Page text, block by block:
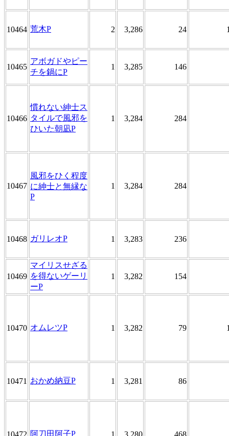
10464 荒木P 2 3,286 24
10465
アボガドやピー
チを鍋にP
1 3,285 146
10466
慣れない紳士ス
タイルで風邪を
ひいた朝凪P
1 3,284 284
10467
風邪をひく程度
に紳士と無縁な
P
1 3,284 284
10468 ガリレオP 1 3,283 236
10469
マイリスせざる
を得ないゲーリ
ーP
1 3,282 154
10470 オムレツP 1 3,282 79
10471 おかめ納豆P 1 3,281 86
10472 阿刀田阿子P 1 3,280 468